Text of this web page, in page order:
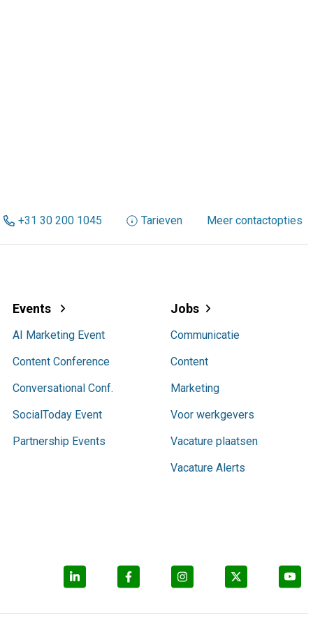
+31 30 200 1045 Tarieven Meer contactopties
Events
AI Marketing Event
Content Conference
Conversational Conf.
SocialToday Event
Partnership Events
Jobs
Communicatie
Content
Marketing
Voor werkgevers
Vacature plaatsen
Vacature Alerts